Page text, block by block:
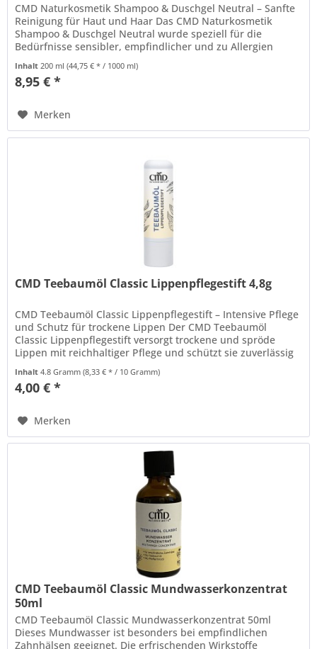
CMD Naturkosmetik Shampoo & Duschgel Neutral – Sanfte
Reinigung für Haut und Haar Das CMD Naturkosmetik
Shampoo & Duschgel Neutral wurde speziell für die
Bedürfnisse sensibler, empfindlicher und zu Allergien
Inhalt 200 ml(44,75 € * / 1000 ml)
8,95 € *
Merken
CMD Teebaumöl Classic Lippenpflegestift 4,8g
CMD Teebaumöl Classic Lippenpflegestift – Intensive Pflege
und Schutz für trockene Lippen Der CMD Teebaumöl
Classic Lippenpflegestift versorgt trockene und spröde
Lippen mit reichhaltiger Pflege und schützt sie zuverlässig
Inhalt4.8 Gramm(8,33 € * / 10 Gramm)
4,00 € *
Merken
CMD Teebaumöl Classic Mundwasserkonzentrat
50ml
CMD Teebaumöl Classic Mundwasserkonzentrat 50ml
Dieses Mundwasser ist besonders bei empfindlichen
Zahnhälsen geeignet. Die erfrischenden Wirkstoffe